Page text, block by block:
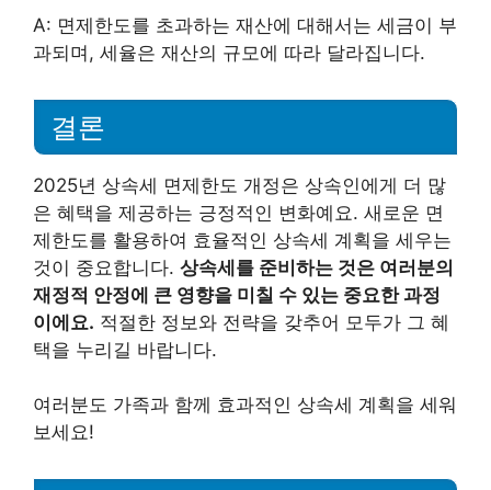
A: 면제한도를 초과하는 재산에 대해서는 세금이 부
과되며, 세율은 재산의 규모에 따라 달라집니다.
결론
2025년 상속세 면제한도 개정은 상속인에게 더 많
은 혜택을 제공하는 긍정적인 변화예요. 새로운 면
제한도를 활용하여 효율적인 상속세 계획을 세우는
것이 중요합니다. 상속세를 준비하는 것은 여러분의
재정적 안정에 큰 영향을 미칠 수 있는 중요한 과정
이에요. 적절한 정보와 전략을 갖추어 모두가 그 혜
택을 누리길 바랍니다.
여러분도 가족과 함께 효과적인 상속세 계획을 세워
보세요!